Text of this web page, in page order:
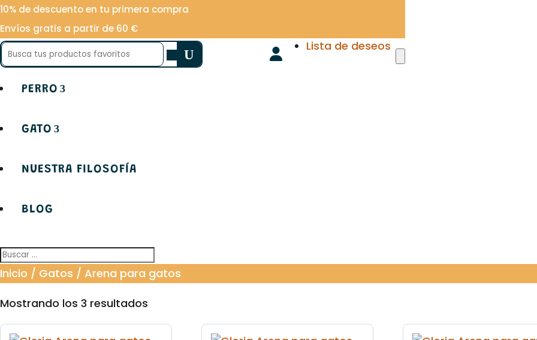
10% de descuento en tu primera compra
Envíos gratis a partir de 60 €
Buscar: 
Lista de deseos
PERRO
GATO
NUESTRA FILOSOFÍA
BLOG
Inicio / Gatos / Arena para gatos
Mostrando los 3 resultados